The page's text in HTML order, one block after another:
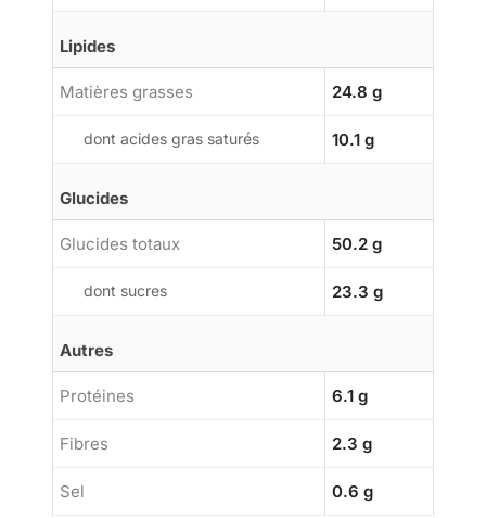
Lipides
Matières grasses 24.8 g
dont acides gras saturés 10.1 g
Glucides
Glucides totaux 50.2 g
dont sucres 23.3 g
Autres
Protéines 6.1 g
Fibres 2.3 g
Sel 0.6 g